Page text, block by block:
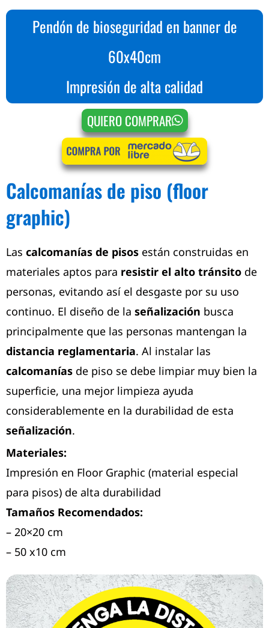
Pendón de bioseguridad en banner de
60x40cm
Impresión de alta calidad
QUIERO COMPRAR
Calcomanías de piso (floor
graphic)
Las calcomanías de pisos están construidas en
materiales aptos para resistir el alto tránsito de
personas, evitando así el desgaste por su uso
continuo. El diseño de la señalización busca
principalmente que las personas mantengan la
distancia reglamentaria. Al instalar las
calcomanías de piso se debe limpiar muy bien la
superficie, una mejor limpieza ayuda
considerablemente en la durabilidad de esta
señalización.
Materiales:
Impresión en Floor Graphic (material especial
Tamaños Recomendados:
– 20×20 cm
– 50 x10 cm